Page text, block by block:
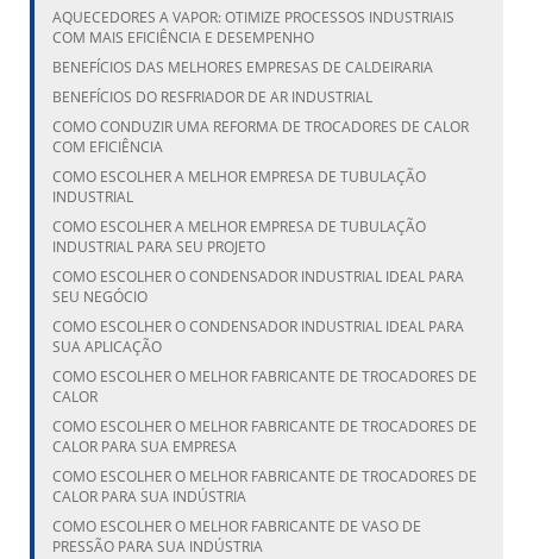
AQUECEDORES A VAPOR: OTIMIZE PROCESSOS INDUSTRIAIS
COM MAIS EFICIÊNCIA E DESEMPENHO
BENEFÍCIOS DAS MELHORES EMPRESAS DE CALDEIRARIA
BENEFÍCIOS DO RESFRIADOR DE AR INDUSTRIAL
COMO CONDUZIR UMA REFORMA DE TROCADORES DE CALOR
COM EFICIÊNCIA
COMO ESCOLHER A MELHOR EMPRESA DE TUBULAÇÃO
INDUSTRIAL
COMO ESCOLHER A MELHOR EMPRESA DE TUBULAÇÃO
INDUSTRIAL PARA SEU PROJETO
COMO ESCOLHER O CONDENSADOR INDUSTRIAL IDEAL PARA
SEU NEGÓCIO
COMO ESCOLHER O CONDENSADOR INDUSTRIAL IDEAL PARA
SUA APLICAÇÃO
COMO ESCOLHER O MELHOR FABRICANTE DE TROCADORES DE
CALOR
COMO ESCOLHER O MELHOR FABRICANTE DE TROCADORES DE
CALOR PARA SUA EMPRESA
COMO ESCOLHER O MELHOR FABRICANTE DE TROCADORES DE
CALOR PARA SUA INDÚSTRIA
COMO ESCOLHER O MELHOR FABRICANTE DE VASO DE
PRESSÃO PARA SUA INDÚSTRIA